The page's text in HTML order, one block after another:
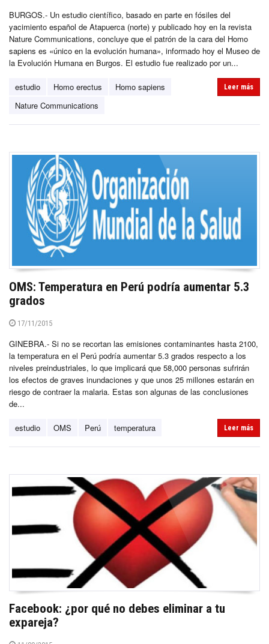
BURGOS.- Un estudio científico, basado en parte en fósiles del
yacimiento español de Atapuerca (norte) y publicado hoy en la revista
Nature Communications, concluye que el patrón de la cara del Homo
sapiens es «único en la evolución humana», informado hoy el Museo de
la Evolución Humana en Burgos. El estudio fue realizado por un...
estudio Homo erectus
Homo sapiens
Nature Communications
Leer más
OMS: Temperatura en Perú podría aumentar 5.3
grados
17/11/2015
GINEBRA.- Si no se recortan las emisiones contaminantes hasta 2100,
la temperatura en el Perú podría aumentar 5.3 grados respecto a los
niveles preindustriales, lo que implicará que 58,000 personas sufrirán
los efectos de graves inundaciones y que unos 25 millones estarán en
riesgo de contraer la malaria. Estas son algunas de las conclusiones
de...
estudio OMS Perú temperatura Leer más
Facebook: ¿por qué no debes eliminar a tu
expareja?